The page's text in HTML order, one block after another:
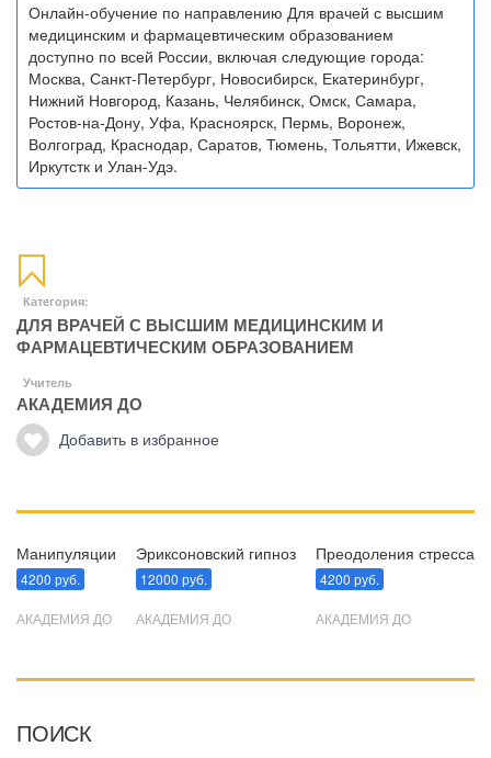
Онлайн-обучение по направлению Для врачей с высшим
медицинским и фармацевтическим образованием
доступно по всей России, включая следующие города:
Москва, Санкт-Петербург, Новосибирск, Екатеринбург,
Нижний Новгород, Казань, Челябинск, Омск, Самара,
Ростов-на-Дону, Уфа, Красноярск, Пермь, Воронеж,
Волгоград, Краснодар, Саратов, Тюмень, Тольятти, Ижевск,
Иркутстк и Улан-Удэ.
Категория:
ДЛЯ ВРАЧЕЙ С ВЫСШИМ МЕДИЦИНСКИМ И
ФАРМАЦЕВТИЧЕСКИМ ОБРАЗОВАНИЕМ
Учитель
АКАДЕМИЯ ДО
Добавить в избранное
Манипуляции
4200 руб.
АКАДЕМИЯ ДО
Эриксоновский гипноз
12000 руб.
АКАДЕМИЯ ДО
Преодоления стресса
4200 руб.
АКАДЕМИЯ ДО
ПОИСК